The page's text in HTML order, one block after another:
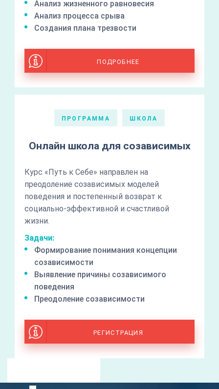
Анализ жизненного равновесия
Анализ процесса срыва
Создания плана трезвости
ПОДРОБНЕЕ
ПРОГРАММА ШКОЛА
Онлайн школа для созависимых
Курс «Путь к Себе» направлен на
преодоление созависимых моделей
поведения и постепенный возврат к
социально-эффективной и счастливой
жизни.
Задачи:
Формирование понимания концепции
созависимости
Выявление причины созависимого
поведения
Преодоление созависимости
РЕГИСТРАЦИЯ